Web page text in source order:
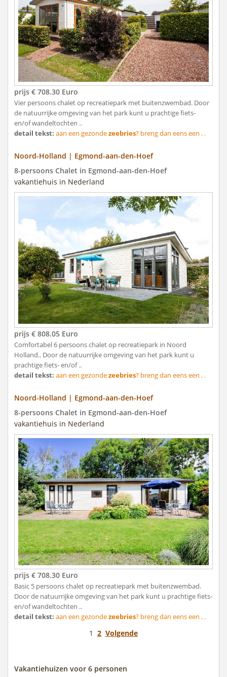
prijs € 708.30 Euro
Vier persoons chalet op recreatiepark met buitenzwembad. Door
de natuurrijke omgeving van het park kunt u prachtige fiets-
en/of wandeltochten ..
detail tekst: aan een gezondezeebries? breng dan eens een . .
Noord-Holland | Egmond-aan-den-Hoef
8-persoons Chalet in Egmond-aan-den-Hoef
vakantiehuis in Nederland
prijs € 808.05 Euro
Comfortabel 6 persoons chalet op recreatiepark in Noord
Holland.. Door de natuurrijke omgeving van het park kunt u
prachtige fiets- en/of ..
detail tekst: aan een gezondezeebries? breng dan eens een . .
Noord-Holland | Egmond-aan-den-Hoef
8-persoons Chalet in Egmond-aan-den-Hoef
vakantiehuis in Nederland
prijs € 708.30 Euro
Basic 5 persoons chalet op recreatiepark met buitenzwembad.
Door de natuurrijke omgeving van het park kunt u prachtige fiets-
en/of wandeltochten ..
detail tekst: aan een gezondezeebries? breng dan eens een . .
1 2 Volgende
Vakantiehuizen voor 6 personen